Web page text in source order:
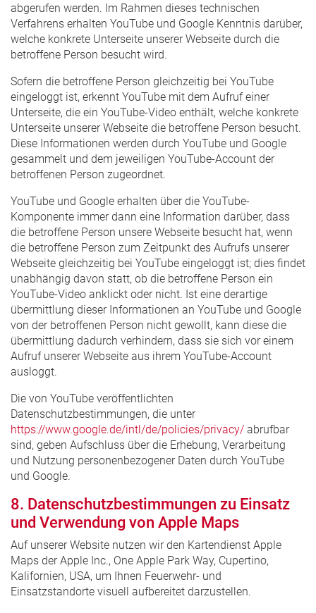
abgerufen werden. Im Rahmen dieses technischen
Verfahrens erhalten YouTube und Google Kenntnis darüber,
welche konkrete Unterseite unserer Webseite durch die
betroffene Person besucht wird.
Sofern die betroffene Person gleichzeitig bei YouTube
eingeloggt ist, erkennt YouTube mit dem Aufruf einer
Unterseite, die ein YouTube-Video enthält, welche konkrete
Unterseite unserer Webseite die betroffene Person besucht.
Diese Informationen werden durch YouTube und Google
gesammelt und dem jeweiligen YouTube-Account der
betroffenen Person zugeordnet.
YouTube und Google erhalten über die YouTube-
Komponente immer dann eine Information darüber, dass
die betroffene Person unsere Webseite besucht hat, wenn
die betroffene Person zum Zeitpunkt des Aufrufs unserer
Webseite gleichzeitig bei YouTube eingeloggt ist; dies findet
unabhängig davon statt, ob die betroffene Person ein
YouTube-Video anklickt oder nicht. Ist eine derartige
übermittlung dieser Informationen an YouTube und Google
von der betroffenen Person nicht gewollt, kann diese die
übermittlung dadurch verhindern, dass sie sich vor einem
Aufruf unserer Webseite aus ihrem YouTube-Account
ausloggt.
Die von YouTube veröffentlichten
Datenschutzbestimmungen, die unter
https://www.google.de/intl/de/policies/privacy/ abrufbar
sind, geben Aufschluss über die Erhebung, Verarbeitung
und Nutzung personenbezogener Daten durch YouTube
und Google.
8. Datenschutzbestimmungen zu Einsatz
und Verwendung von Apple Maps
Auf unserer Website nutzen wir den Kartendienst Apple
Maps der Apple Inc., One Apple Park Way, Cupertino,
Kalifornien, USA, um Ihnen Feuerwehr- und
Einsatzstandorte visuell aufbereitet darzustellen.